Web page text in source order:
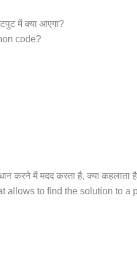
में क्या आएगा?
code?
करने में मदद करता है, क्या कहलाता
allows to find the solution to a